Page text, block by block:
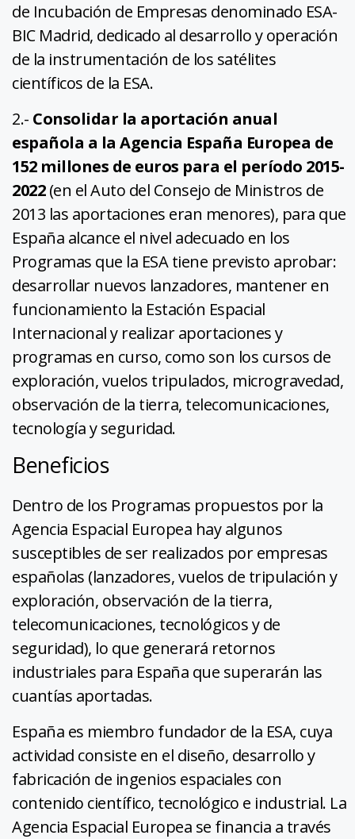
de Incubación de Empresas denominado ESA-
BIC Madrid, dedicado al desarrollo y operación
de la instrumentación de los satélites
científicos de la ESA.
2.- Consolidar la aportación anual
española a la Agencia España Europea de
152 millones de euros para el período 2015-
2022(en el Auto del Consejo de Ministros de
2013 las aportaciones eran menores), para que
España alcance el nivel adecuado en los
Programas que la ESA tiene previsto aprobar:
desarrollar nuevos lanzadores, mantener en
funcionamiento la Estación Espacial
Internacional y realizar aportaciones y
programas en curso, como son los cursos de
exploración, vuelos tripulados, microgravedad,
observación de la tierra, telecomunicaciones,
tecnología y seguridad.
Beneficios
Dentro de los Programas propuestos por la
Agencia Espacial Europea hay algunos
susceptibles de ser realizados por empresas
españolas (lanzadores, vuelos de tripulación y
exploración, observación de la tierra,
telecomunicaciones, tecnológicos y de
seguridad), lo que generará retornos
industriales para España que superarán las
cuantías aportadas.
España es miembro fundador de la ESA, cuya
actividad consiste en el diseño, desarrollo y
fabricación de ingenios espaciales con
contenido científico, tecnológico e industrial. La
Agencia Espacial Europea se financia a través